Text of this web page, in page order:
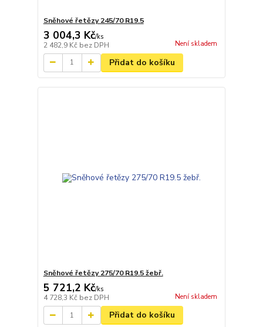
Sněhové řetězy 245/70 R19.5
3 004,3 Kč/ks
2 482,9 Kč bez DPH Není skladem
Přidat do košíku
Sněhové řetězy 275/70 R19.5 žebř.
5 721,2 Kč/ks
4 728,3 Kč bez DPH Není skladem
Přidat do košíku